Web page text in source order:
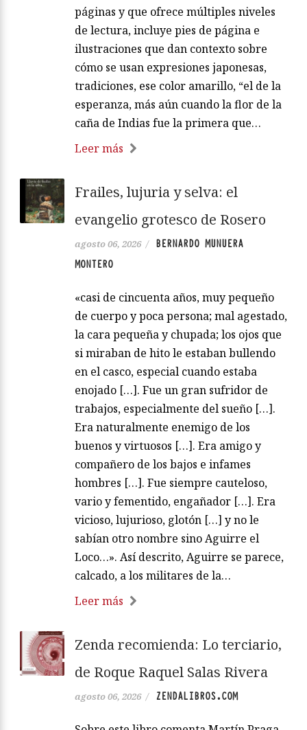
páginas y que ofrece múltiples niveles
de lectura, incluye pies de página e
ilustraciones que dan contexto sobre
cómo se usan expresiones japonesas,
tradiciones, ese color amarillo, “el de la
esperanza, más aún cuando la flor de la
caña de Indias fue la primera que…
Leer más
Frailes, lujuria y selva: el
evangelio grotesco de Rosero
agosto 06, 2026 /
BERNARDO MUNUERA
MONTERO
«casi de cincuenta años, muy pequeño
de cuerpo y poca persona; mal agestado,
la cara pequeña y chupada; los ojos que
si miraban de hito le estaban bullendo
en el casco, especial cuando estaba
enojado […]. Fue un gran sufridor de
trabajos, especialmente del sueño […].
Era naturalmente enemigo de los
buenos y virtuosos […]. Era amigo y
compañero de los bajos e infames
hombres […]. Fue siempre cauteloso,
vario y fementido, engañador […]. Era
vicioso, lujurioso, glotón […] y no le
sabían otro nombre sino Aguirre el
Loco…». Así descrito, Aguirre se parece,
calcado, a los militares de la…
Leer más
Zenda recomienda: Lo terciario,
de Roque Raquel Salas Rivera
agosto 06, 2026 / ZENDALIBROS.COM